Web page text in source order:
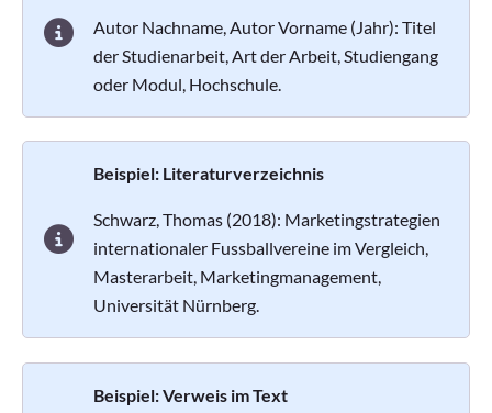
Autor Nachname, Autor Vorname (Jahr): Titel
der Studienarbeit, Art der Arbeit, Studiengang
oder Modul, Hochschule.
Beispiel: Literaturverzeichnis
Schwarz, Thomas (2018): Marketingstrategien
internationaler Fussballvereine im Vergleich,
Masterarbeit, Marketingmanagement,
Universität Nürnberg.
Beispiel: Verweis im Text